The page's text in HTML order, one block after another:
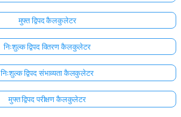
मुफ्त द्विपद कैलकुलेटर
निःशुल्क द्विपद वितरण कैलकुलेटर
निःशुल्क द्विपद संभाव्यता कैलकुलेटर
मुफ्त द्विपद परीक्षण कैलकुलेटर